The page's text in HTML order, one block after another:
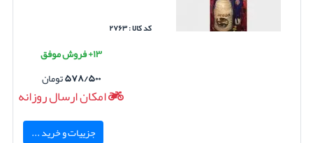
کد کالا : ۲۷۶۳
۱۳+ فروش موفق
۵۷۸/۵۰۰تومان
امکان ارسال روزانه
جزییات و خرید ...